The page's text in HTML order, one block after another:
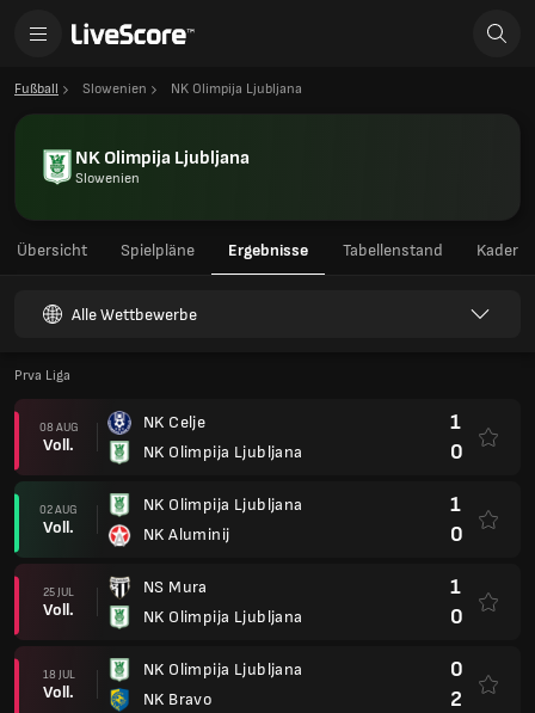
Fußball Slowenien NK Olimpija Ljubljana
NK Olimpija Ljubljana
Slowenien
Übersicht Spielpläne Ergebnisse Tabellenstand Kader
Alle Wettbewerbe
Prva Liga
08 AUG
Voll.
NK Celje
NK Olimpija Ljubljana
1
0
02 AUG
Voll.
NK Olimpija Ljubljana
NK Aluminij
1
0
25 JUL
Voll.
NS Mura
NK Olimpija Ljubljana
1
0
18 JUL
Voll.
NK Olimpija Ljubljana
NK Bravo
0
2